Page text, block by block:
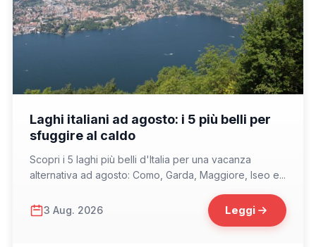
Laghi italiani ad agosto: i 5 più belli per
sfuggire al caldo
Scopri i 5 laghi più belli d'Italia per una vacanza
alternativa ad agosto: Como, Garda, Maggiore, Iseo e...
3 Aug. 2026 Leggi